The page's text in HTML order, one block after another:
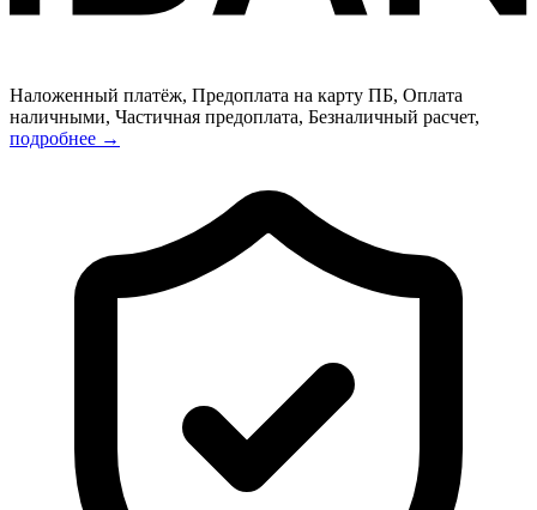
Наложенный платёж, Предоплата на карту ПБ, Оплата
наличными, Частичная предоплата, Безналичный расчет,
подробнее →